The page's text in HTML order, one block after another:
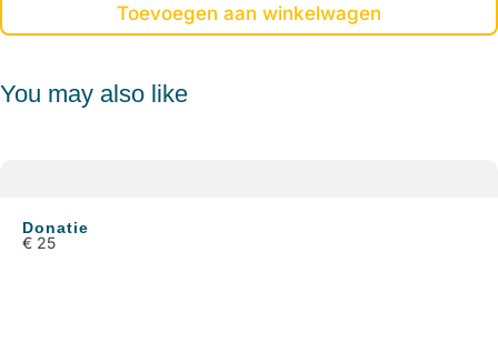
Toevoegen aan winkelwagen
You may also like
Donatie
€ 25